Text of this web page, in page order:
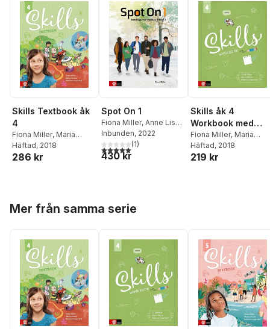
Skills Textbook åk
4
Fiona Miller, Maria
Olsson,Rebecka Ungh
Wolf
Häftad, 2018
286 kr
Spot On 1
Fiona Miller, Anne Lise
S. Kvam,Pezhman
Showghi,Annelén T.A.
Stenbakken
Inbunden, 2022
5,0utav 5 stjärnor. Totalt antal röster:
(1)
430 kr
Skills åk 4
Workbook med
elevwebb
Fiona Miller, Maria
Olsson,Rebecka
Wolf
Häftad, 2018
219 kr
Mer från samma serie